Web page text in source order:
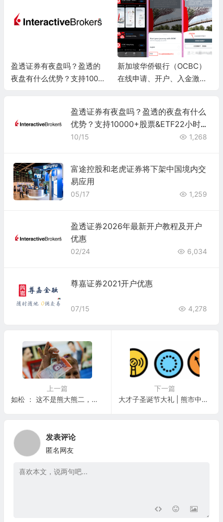
盈透证券有夜盘吗？盈透的
夜盘有什么优势？支持1000
新加坡华侨银行（OCBC）
在线申请、开户、入金激活
盈透证券有夜盘吗？盈透的夜盘有什么
优势？支持10000+股票&ETF22小时交
易！
10/15 1,268
富途控股和老虎证券将下架中国境内交
易应用
05/17 1,259
盈透证券2026年最新开户教程及开户
优惠
02/24 6,034
尊嘉证券2021开户优惠
07/15 4,278
上一篇
如松 ： 这不是熊大熊二，而是一只超级熊
下一篇
大才子圣诞节大礼 | 熊市中的大牛股
发表评论
匿名网友